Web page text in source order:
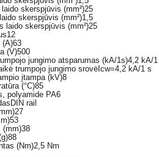
skerspjūvis (mm²)25
skerspjūvis (mm²)1,5
laido skerspjūvis (mm²)25
12
(A)63
(V)500
jungimo atsparumas (kA/1s)4,2 kA/
trumpojo jungimo srovė Icw=4,2 kA/1 s
įtampa (kV)8
(°C)85
polyamide PA6
DIN rail
27
53
(mm)38
88
(Nm)2,5 Nm